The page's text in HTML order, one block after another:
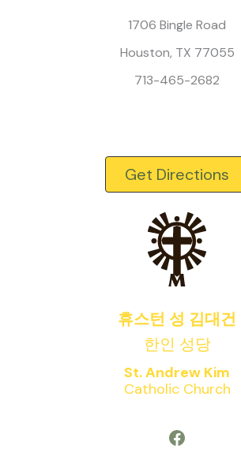
1706 Bingle Road
Houston, TX 77055
713-465-2682
Get Directions
휴스턴 성 김대건
한인 성당
St. Andrew Kim
Catholic Church
Facebook